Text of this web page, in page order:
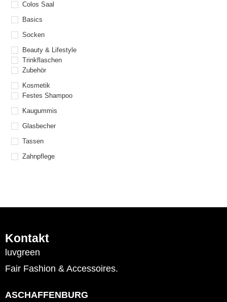
Colos Saal
Basics
Socken
Beauty & Lifestyle
Trinkflaschen
Zubehör
Kosmetik
Festes Shampoo
Kaugummis
Glasbecher
Tassen
Zahnpflege
Kontakt
luvgreen
Fair Fashion & Accessoires.
ASCHAFFENBURG